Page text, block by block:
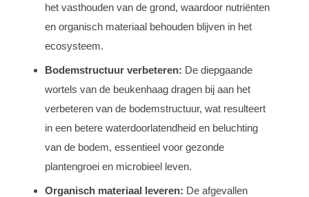
het vasthouden van de grond, waardoor nutriënten
en organisch materiaal behouden blijven in het
ecosysteem.
Bodemstructuur verbeteren: De diepgaande
wortels van de beukenhaag dragen bij aan het
verbeteren van de bodemstructuur, wat resulteert
in een betere waterdoorlatendheid en beluchting
van de bodem, essentieel voor gezonde
plantengroei en microbieel leven.
Organisch materiaal leveren: De afgevallen